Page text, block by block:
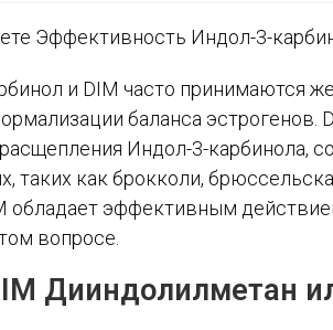
и DIM часто принимаются
баланса эстрогенов.
Индол-3-карбинола,
таких как брокколи,
обладает эффективным
вопросе.
Дииндолилметан